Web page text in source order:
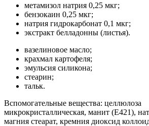
метамизол натрия 0,25 мкг;
бензокаин 0,25 мкг;
натрия гидрокарбонат 0,1 мкг;
экстракт белладонны (листья).
вазелиновое масло;
крахмал картофеля;
эмульсия силикона;
стеарин;
тальк.
Вспомогательные вещества: целлюлоза
микрокристаллическая, манит (Е421),
магния стеарат, кремния диоксид